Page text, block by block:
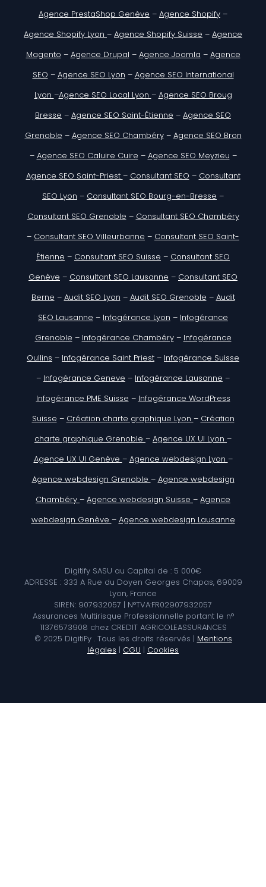
Agence PrestaShop Genève – Agence Shopify –
Agence Shopify Lyon – Agence Shopify Suisse – Agence
Magento – Agence Drupal – Agence Joomla – Agence
SEO – Agence SEO Lyon – Agence SEO International
Lyon –Agence SEO Local Lyon – Agence SEO Broug
Bresse – Agence SEO Saint-Étienne – Agence SEO
Grenoble – Agence SEO Chambéry– Agence SEO Bron
– Agence SEO Caluire Cuire – Agence SEO Meyzieu –
Agence SEO Saint-Priest – Consultant SEO – Consultant
SEO Lyon – Consultant SEO Bourg-en-Bresse –
Consultant SEO Grenoble – Consultant SEO Chambéry
– Consultant SEO Villeurbanne – Consultant SEO Saint-
Étienne – Consultant SEO Suisse – Consultant SEO
Genève – Consultant SEO Lausanne – Consultant SEO
Berne – Audit SEO Lyon – Audit SEO Grenoble – Audit
SEO Lausanne – Infogérance Lyon – Infogérance
Grenoble – Infogérance Chambéry– Infogérance
Oullins – Infogérance Saint Priest – Infogérance Suisse
– Infogérance Geneve – Infogérance Lausanne –
Infogérance PME Suisse – Infogérance WordPress
Suisse – Création charte graphique Lyon – Création
charte graphique Grenoble – Agence UX UI Lyon –
Agence UX UI Genève – Agence webdesign Lyon –
Agence webdesign Grenoble – Agence webdesign
Chambéry – Agence webdesign Suisse – Agence
webdesign Genève – Agence webdesign Lausanne
Digitify SASU au Capital de : 5 000€
ADRESSE : 333 A Rue du Doyen Georges Chapas, 69009
Lyon, France
SIREN: 907932057 | N°TVA:FR02907932057
Assurances Multirisque Professionnelle portant le n°
11376573908 chez CREDIT AGRICOLEASSURANCES
© 2025 DigitiFy . Tous les droits réservés | Mentions
légales | CGU | Cookies